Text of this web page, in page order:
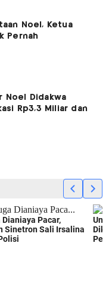
Noel, Ketua
Pernah
Noel Didakwa
Rp3,3 Miliar dan